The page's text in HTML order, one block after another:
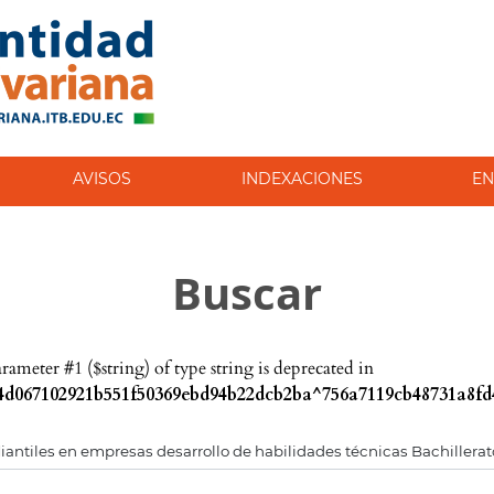
AVISOS INDEXACIONES
Buscar
#1 ($string) of type string is deprecated in